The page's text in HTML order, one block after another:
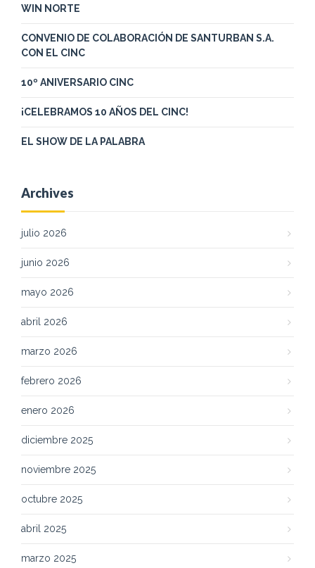
WIN NORTE
CONVENIO DE COLABORACIÓN DE SANTURBAN S.A.
CON EL CINC
10º ANIVERSARIO CINC
¡CELEBRAMOS 10 AÑOS DEL CINC!
EL SHOW DE LA PALABRA
Archives
julio 2026
junio 2026
mayo 2026
abril 2026
marzo 2026
febrero 2026
enero 2026
diciembre 2025
noviembre 2025
octubre 2025
abril 2025
marzo 2025